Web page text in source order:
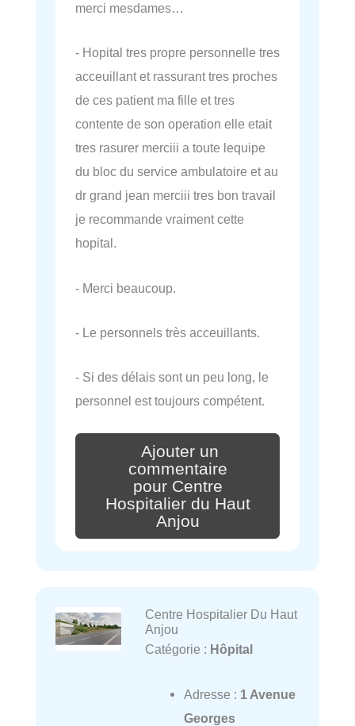
merci mesdames…
- Hopital tres propre personnelle tres
acceuillant et rassurant tres proches
de ces patient ma fille et tres
contente de son operation elle etait
tres rasurer merciii a toute lequipe
du bloc du service ambulatoire et au
dr grand jean merciii tres bon travail
je recommande vraiment cette
hopital.
- Merci beaucoup.
- Le personnels très acceuillants.
- Si des délais sont un peu long, le
personnel est toujours compétent.
Ajouter un
commentaire
pour Centre
Hospitalier du Haut
Anjou
Centre Hospitalier Du Haut
Anjou
Catégorie : Hôpital
Adresse : 1 Avenue
Georges